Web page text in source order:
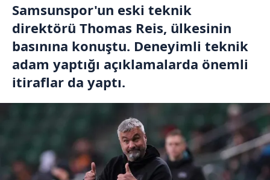
Samsunspor'un eski teknik
direktörü Thomas Reis, ülkesinin
basınına konuştu. Deneyimli teknik
adam yaptığı açıklamalarda önemli
itiraflar da yaptı.